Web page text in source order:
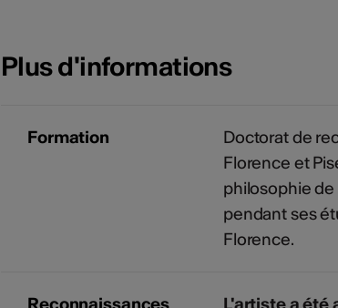
Plus d'informations
Formation
Doctorat de
Florence et
philosophie
pendant ses
Florence.